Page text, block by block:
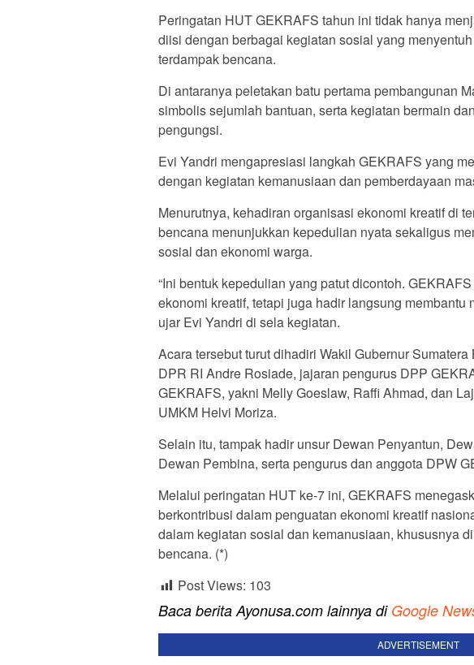
Peringatan HUT GEKRAFS tahun ini tidak hanya
diisi dengan berbagai kegiatan sosial yang
terdampak bencana.
Di antaranya peletakan batu pertama pembangunan
simbolis sejumlah bantuan, serta kegiatan bermain
pengungsi.
Evi Yandri mengapresiasi langkah GEKRAFS yang
dengan kegiatan kemanusiaan dan pemberdayaan
Menurutnya, kehadiran organisasi ekonomi kreatif di
bencana menunjukkan kepedulian nyata sekaligus
sosial dan ekonomi warga.
“Ini bentuk kepedulian yang patut dicontoh.
ekonomi kreatif, tetapi juga hadir langsung membantu
ujar Evi Yandri di sela kegiatan.
Acara tersebut turut dihadiri Wakil Gubernur
DPR RI Andre Rosiade, jajaran pengurus DPP
GEKRAFS, yakni Melly Goeslaw, Raffi Ahmad, dan
UMKM Helvi Moriza.
Selain itu, tampak hadir unsur Dewan Penyantun,
Dewan Pembina, serta pengurus dan anggota DPW
Melalui peringatan HUT ke-7 ini, GEKRAFS
berkontribusi dalam penguatan ekonomi kreatif
dalam kegiatan sosial dan kemanusiaan, khususnya
bencana. (*)
Post Views: 103
Baca berita Ayonusa.com lainnya di Google
ADVERTISEMENT